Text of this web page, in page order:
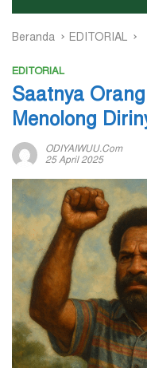
Beranda EDITORIAL
EDITORIAL
Saatnya
Menolong
ODIYAIWUU.com
25 April 2025